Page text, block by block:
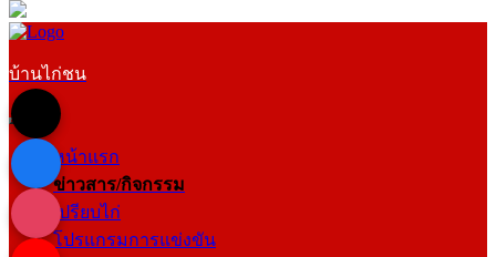
บ้านไก่ชน
หน้าแรก
ข่าวสาร/กิจกรรม
เปรียบไก่
โปรแกรมการแข่งขัน